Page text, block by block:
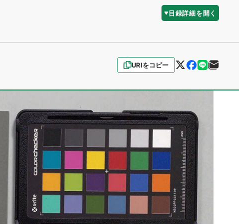
目録詳細を開く
URIをコピー